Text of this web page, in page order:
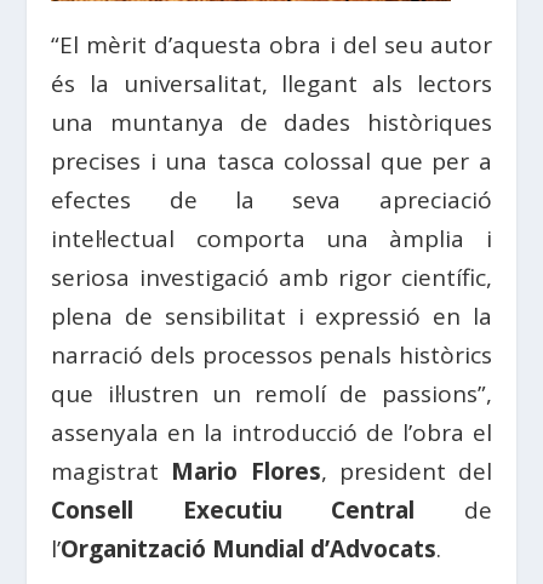
“El mèrit d’aquesta obra i del seu autor
és la universalitat, llegant als lectors
una muntanya de dades històriques
precises i una tasca colossal que per a
efectes de la seva apreciació
intel·lectual comporta una àmplia i
seriosa investigació amb rigor científic,
plena de sensibilitat i expressió en la
narració dels processos penals històrics
que il·lustren un remolí de passions”,
assenyala en la introducció de l’obra el
magistrat Mario Flores, president del
Consell Executiu Central de
l’Organització Mundial d’Advocats.